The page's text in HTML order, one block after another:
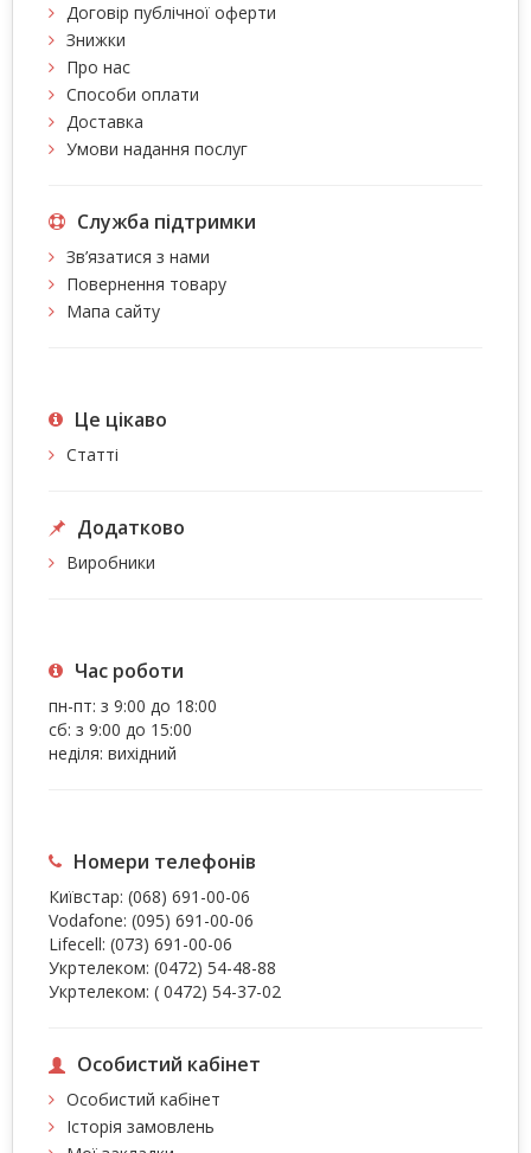
Договір публічної оферти
Знижки
Про нас
Способи оплати
Доставка
Умови надання послуг
Служба підтримки
Зв’язатися з нами
Повернення товару
Мапа сайту
Це цiкаво
Статті
Додатково
Виробники
Час роботи
пн-пт: з 9:00 до 18:00
сб: з 9:00 до 15:00
неділя: вихідний
Номери телефонів
Київстар: (068) 691-00-06
Vodafone: (095) 691-00-06
Lifecell: (073) 691-00-06
Укртелеком: (0472) 54-48-88
Укртелеком: ( 0472) 54-37-02
Особистий кабінет
Особистий кабінет
Історія замовлень